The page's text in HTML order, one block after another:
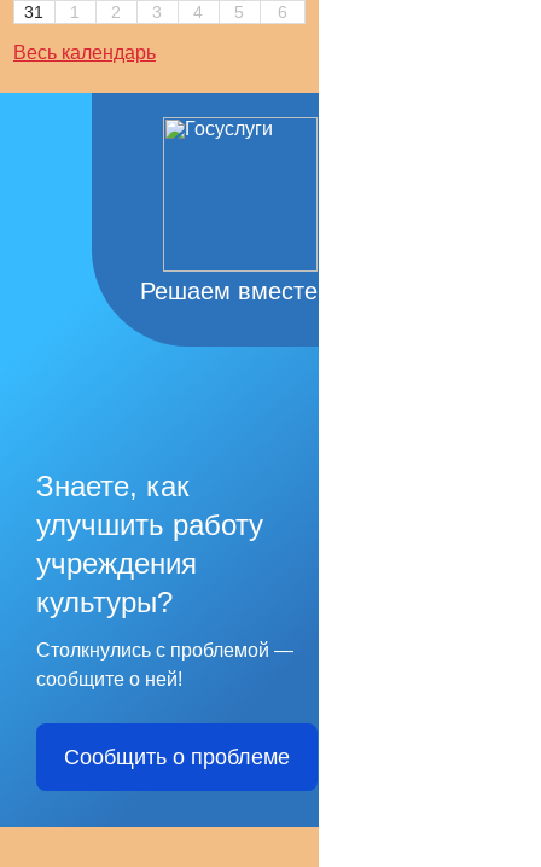
31
1 2 3 4 5 6
Весь календарь
Решаем вместе
Знаете, как
улучшить работу
учреждения
культуры?
Столкнулись с проблемой —
сообщите о ней!
Сообщить о проблеме